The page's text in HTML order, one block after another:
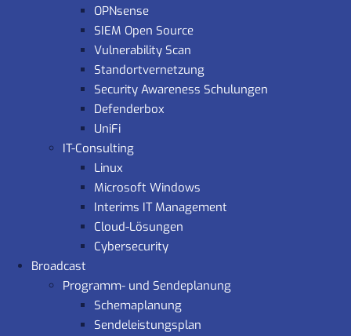
OPNsense
SIEM Open Source
Vulnerability Scan
Standortvernetzung
Security Awareness Schulungen
Defenderbox
UniFi
IT-Consulting
Linux
Microsoft Windows
Interims IT Management
Cloud-Lösungen
Cybersecurity
Broadcast
Programm- und Sendeplanung
Schemaplanung
Sendeleistungsplan